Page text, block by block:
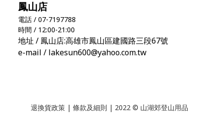
鳳山店
電話 / 07-7197788
時間 / 12:00-21:00
地址 / 鳳山店:高雄市鳳山區建國路三段67號
e-mail / lakesun600@yahoo.com.tw
退換貨政策 | 條款及細則 | 2022 © 山湖郊登山用品